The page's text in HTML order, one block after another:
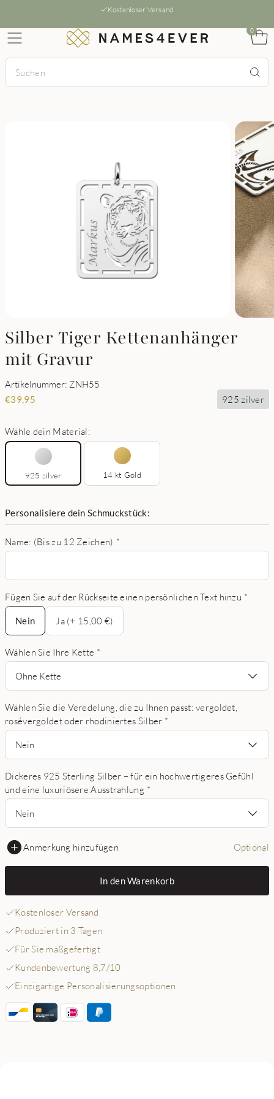
Kostenloser Versand
0
Silber Tiger Kettenanhänger
mit Gravur
Artikelnummer: ZNH55
€39,95 925 zilver
Wähle dein Material:
925 zilver 14 kt Gold
Personalisiere dein Schmuckstück:
Name: (Bis zu 12 Zeichen) *
Fügen Sie auf der Rückseite einen persönlichen Text hinzu *
Nein
Nein
Ja (+ 15,00 €)
Wählen Sie Ihre Kette *
Ohne Kette
Wählen Sie die Veredelung, die zu Ihnen passt: vergoldet,
rosévergoldet oder rhodiniertes Silber *
Nein
Dickeres 925 Sterling Silber – für ein hochwertigeres Gefühl
und eine luxuriösere Ausstrahlung *
Nein
Anmerkung hinzufügen Optional
In den Warenkorb
Kostenloser Versand
Produziert in 3 Tagen
Für Sie maßgefertigt
Kundenbewertung 8,7/10
Einzigartige Personalisierungsoptionen